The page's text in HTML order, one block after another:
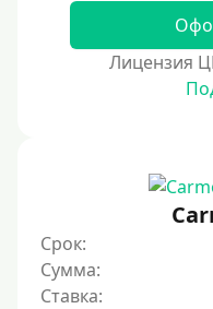
Для иностранцев,
Для граждан
Для граждан СНГ
300 руб
400 руб
Лицензия
Срок:
Сумма:
Ставка: